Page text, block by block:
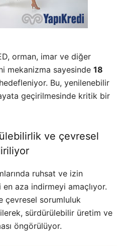
orman, imar ve diğer
mekanizma sayesinde 18
hedefleniyor. Bu, yenilenebilir
geçirilmesinde kritik bir
ve çevresel
ruhsat ve izin
aza indirmeyi amaçlıyor.
çevresel sorumluluk
sürdürülebilir üretim ve
öngörülüyor.